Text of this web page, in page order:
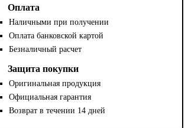
Оплата
Наличными при получении
Оплата банковской картой
Безналичный расчет
Защита покупки
Оригинальная продукция
Официальная гарантия
Возврат в течении 14 дней